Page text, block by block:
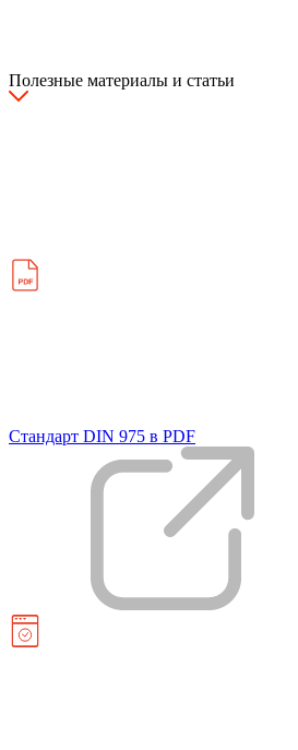
Полезные материалы и статьи
Стандарт DIN 975 в PDF